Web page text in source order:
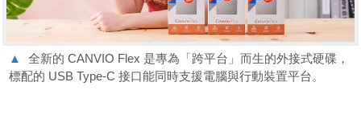
▲
全新的 CANVIO Flex 是專為「跨平台」而生的外接式硬碟，
標配的 USB Type-C 接口能同時支援電腦與行動裝置平台。